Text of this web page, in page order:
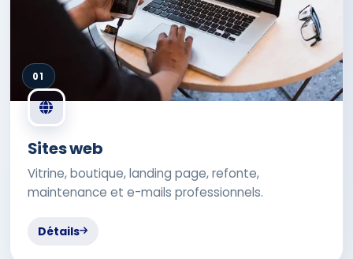
01
Sites web
Vitrine, boutique, landing page, refonte,
maintenance et e-mails professionnels.
Détails